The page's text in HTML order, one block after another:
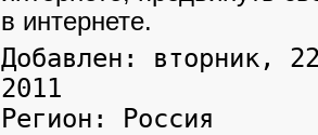
в интернете.
Добавлен: вторник,
2011
Регион: Россия